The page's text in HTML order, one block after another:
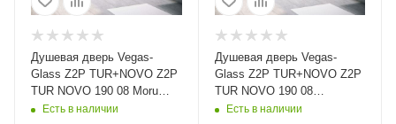
Душевая дверь Vegas-
Glass Z2P TUR+NOVO Z2P
TUR NOVO 190 08 Moru
190х200 стекло рифленое
Есть в наличии
Душевая дверь Vegas-
Glass Z2P TUR+NOVO Z2P
TUR NOVO 190 08
crystalvision 190х200
Есть в наличии